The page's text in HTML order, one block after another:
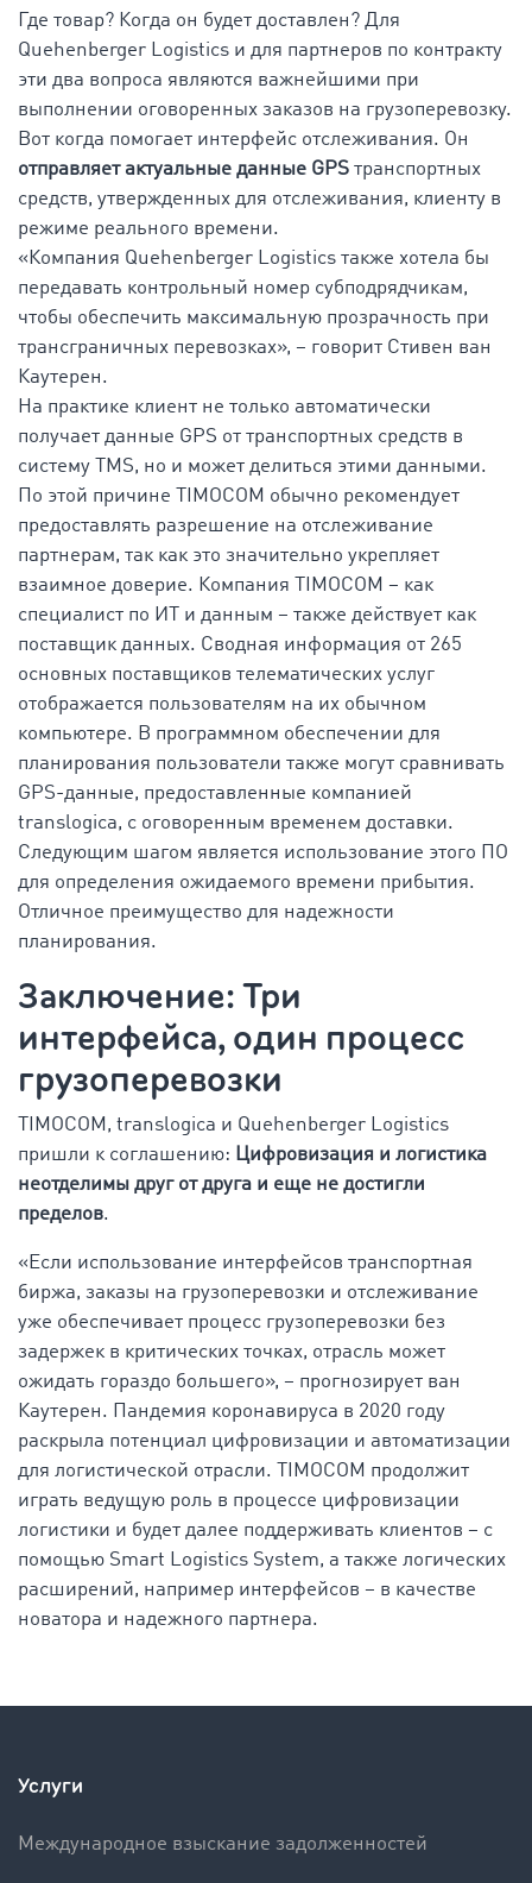
Где товар? Когда он будет доставлен? Для
Quehenberger Logistics и для партнеров по контракту
эти два вопроса являются важнейшими при
выполнении оговоренных заказов на грузоперевозку.
Вот когда помогает интерфейс отслеживания. Он
отправляет актуальные данные GPS транспортных
средств, утвержденных для отслеживания, клиенту в
режиме реального времени.
«Компания Quehenberger Logistics также хотела бы
передавать контрольный номер субподрядчикам,
чтобы обеспечить максимальную прозрачность при
трансграничных перевозках», – говорит Стивен ван
Каутерен.
На практике клиент не только автоматически
получает данные GPS от транспортных средств в
систему TMS, но и может делиться этими данными.
По этой причине TIMOCOM обычно рекомендует
предоставлять разрешение на отслеживание
партнерам, так как это значительно укрепляет
взаимное доверие. Компания TIMOCOM – как
специалист по ИТ и данным – также действует как
поставщик данных. Сводная информация от 265
основных поставщиков телематических услуг
отображается пользователям на их обычном
компьютере. В программном обеспечении для
планирования пользователи также могут сравнивать
GPS-данные, предоставленные компанией
translogica, с оговоренным временем доставки.
Следующим шагом является использование этого ПО
для определения ожидаемого времени прибытия.
Отличное преимущество для надежности
планирования.
Заключение: Три
интерфейса, один процесс
грузоперевозки
TIMOCOM, translogica и Quehenberger Logistics
пришли к соглашению: Цифровизация и логистика
неотделимы друг от друга и еще не достигли
пределов.
«Если использование интерфейсов транспортная
биржа, заказы на грузоперевозки и отслеживание
уже обеспечивает процесс грузоперевозки без
задержек в критических точках, отрасль может
ожидать гораздо большего», – прогнозирует ван
Каутерен. Пандемия коронавируса в 2020 году
раскрыла потенциал цифровизации и автоматизации
для логистической отрасли. TIMOCOM продолжит
играть ведущую роль в процессе цифровизации
логистики и будет далее поддерживать клиентов – с
помощью Smart Logistics System, а также логических
расширений, например интерфейсов – в качестве
новатора и надежного партнера.
Услуги
Международное взыскание задолженностей